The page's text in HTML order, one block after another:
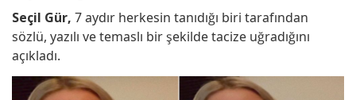
Seçil Gür, 7 aydır herkesin tanıdığı biri tarafından
sözlü, yazılı ve temaslı bir şekilde tacize uğradığını
açıkladı.